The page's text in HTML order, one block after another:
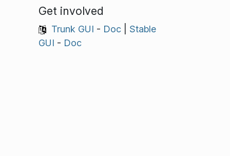
Get involved
Trunk GUI - Doc| Stable
GUI - Doc